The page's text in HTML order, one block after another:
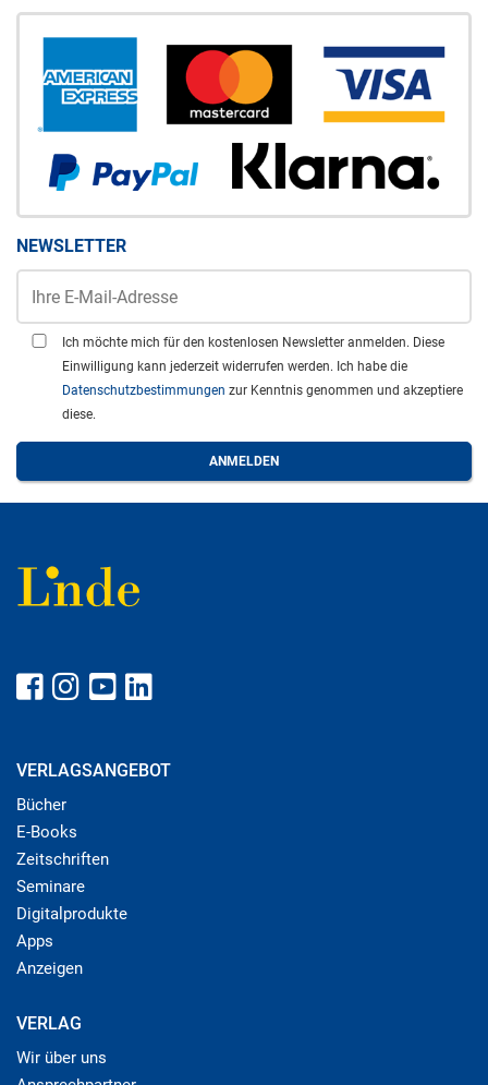
NEWSLETTER
Ich möchte mich für den kostenlosen Newsletter anmelden. Diese
Einwilligung kann jederzeit widerrufen werden. Ich habe die
Datenschutzbestimmungen zur Kenntnis genommen und akzeptiere
diese.
VERLAGSANGEBOT
Bücher
E-Books
Zeitschriften
Seminare
Digitalprodukte
Apps
Anzeigen
VERLAG
Wir über uns